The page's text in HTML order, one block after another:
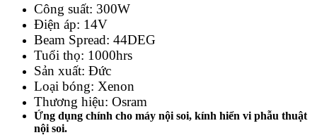
Công suất: 300W
Điện áp: 14V
Beam Spread: 44DEG
Tuổi thọ: 1000hrs
Sản xuất: Đức
Loại bóng: Xenon
Thương hiệu: Osram
Ứng dụng chính cho máy nội soi, kính hiển vi phẫu thuật
nội soi.